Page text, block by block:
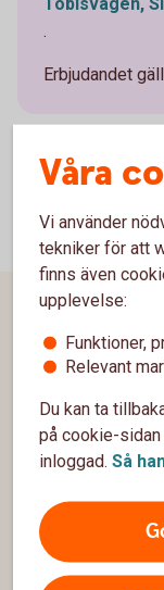
.
Erbjudandet
Våra
Vi använder
tekniker för att
finns även
upplevelse:
Funktioner,
Relevant
Du kan ta
på cookie-
inloggad. Så
Sidfot
Hitta
Kundservice
Spärrhjälp
Hitta bankkontor
Bli kund
Priser, räntor